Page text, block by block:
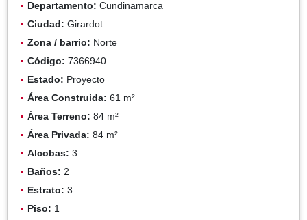
Departamento: Cundinamarca
Ciudad: Girardot
Zona / barrio: Norte
Código: 7366940
Estado: Proyecto
Área Construida: 61 m²
Área Terreno: 84 m²
Área Privada: 84 m²
Alcobas: 3
Baños: 2
Estrato: 3
Piso: 1